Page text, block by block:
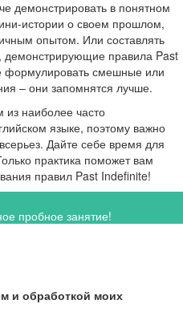
демонстрировать в понятном
истории о своем прошлом,
опытом. Или составлять
демонстрирующие правила Past
формулировать смешные или
– они запомнятся лучше.
из наиболее часто
языке, поэтому важно
Дайте себе время для
практика поможет вам
правил Past Indefinite!
пробное занятие!
и обработкой моих